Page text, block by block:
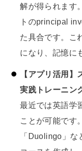
解が得られます
トのprincipal
た具合です。こ
になり、記憶に
【アプリ活用
実践トレーニン
最近では英語学
ことが可能です
「Duolingo」